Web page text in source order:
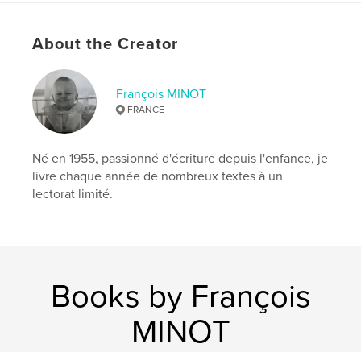
About the Creator
François MINOT
FRANCE
Né en 1955, passionné d'écriture depuis l'enfance, je
livre chaque année de nombreux textes à un
lectorat limité.
Books by François
MINOT